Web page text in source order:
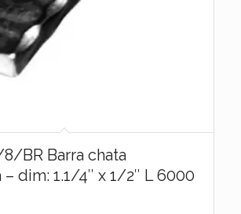
BR Barra chata
dim: 1.1/4″ x 1/2″ L 6000